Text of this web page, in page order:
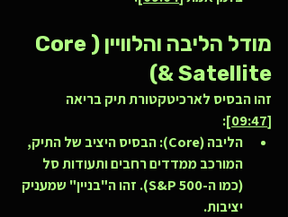
מודל הליבה והלוויין (Core
& Satellite)
זהו הבסיס לארכיטקטורת תיק בריאה
[
09:47
]:
הליבה (Core):
הבסיס היציב של התיק,
המורכב ממדדים רחבים ותעודות סל
(כמו ה-S&P 500). זהו ה"בניין" שמעניק
יציבות.